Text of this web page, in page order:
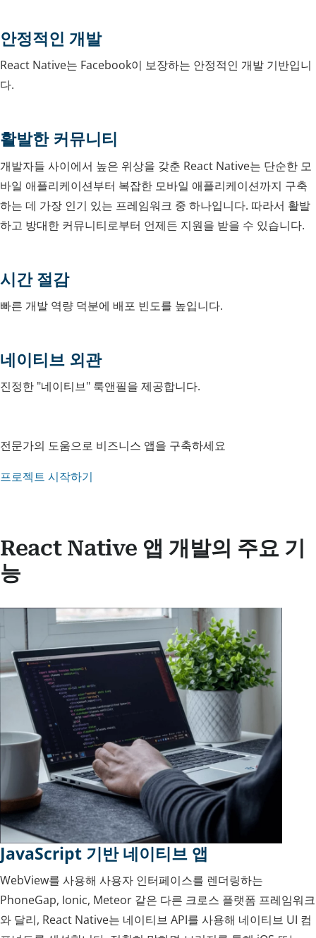
안정적인 개발
React Native는 Facebook이 보장하는 안정적인 개발 기반입니
다.
활발한 커뮤니티
개발자들 사이에서 높은 위상을 갖춘 React Native는 단순한 모
바일 애플리케이션부터 복잡한 모바일 애플리케이션까지 구축
하는 데 가장 인기 있는 프레임워크 중 하나입니다. 따라서 활발
하고 방대한 커뮤니티로부터 언제든 지원을 받을 수 있습니다.
시간 절감
빠른 개발 역량 덕분에 배포 빈도를 높입니다.
네이티브 외관
진정한 "네이티브" 룩앤필을 제공합니다.
전문가의 도움으로 비즈니스 앱을 구축하세요
프로젝트 시작하기
React Native 앱 개발의 주요 기
능
JavaScript 기반 네이티브 앱
WebView를 사용해 사용자 인터페이스를 렌더링하는
PhoneGap, Ionic, Meteor 같은 다른 크로스 플랫폼 프레임워크
와 달리, React Native는 네이티브 API를 사용해 네이티브 UI 컴